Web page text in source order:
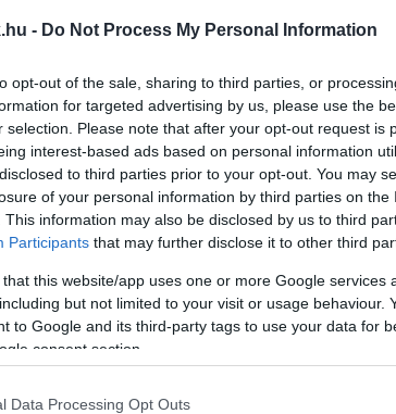
- Do Not Process My Personal Information
opt-out of the sale, sharing to third parties, or
for targeted advertising by us, please use the
selection. Please note that after your opt-out request is
interest-based ads based on personal information
to third parties prior to your opt-out. You may
of your personal information by third parties on the
This information may also be disclosed by us to third
Participants that may further disclose it to other third
that this website/app uses one or more Google services
but not limited to your visit or usage behaviour.
to Google and its third-party tags to use your data for
consent section.
Data Processing Opt Outs